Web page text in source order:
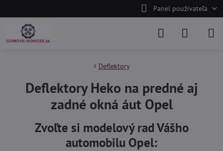
Panel používateľa
Deflektory
Deflektory Heko na predné aj
zadné okná áut Opel
Zvoľte si modelový rad Vášho
automobilu Opel: